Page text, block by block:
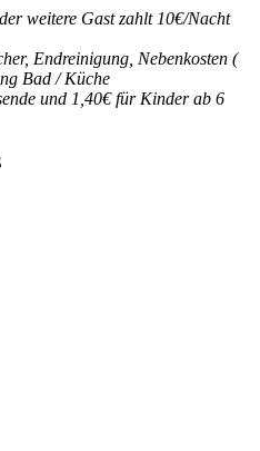
weitere Gast zahlt 10€/Nacht
Endreinigung, Nebenkosten (
Bad / Küche
und 1,40€ für Kinder ab 6